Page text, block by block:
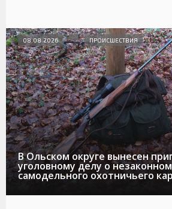
В Ольском округе вынесен
уголовному делу о
самодельного охотничьего
08.08.2026 ПРОИСШЕСТВИЯ